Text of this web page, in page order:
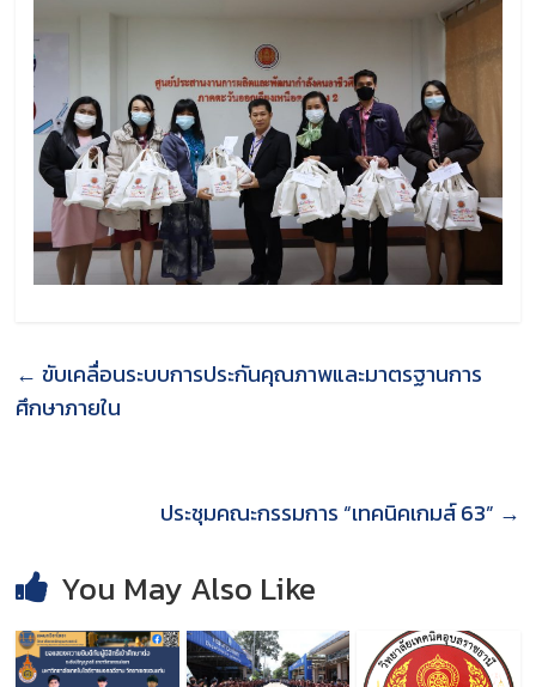
← ขับเคลื่อนระบบการประกันคุณภาพและมาตรฐานการ
ศึกษาภายใน
ประชุมคณะกรรมการ “เทคนิคเกมส์ 63” →
You May Also Like